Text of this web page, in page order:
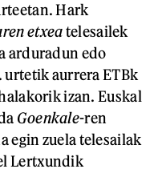
Hark
etxeatelesailek
arduradun edo
urtetik aurrera ETBk
izan. Euskal
Goenkale-ren
egin zuela telesailak
Lertxundik